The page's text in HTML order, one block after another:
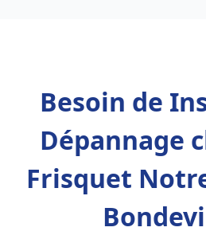
Besoin de
Dépannage
Frisquet